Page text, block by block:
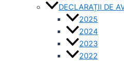
DECLARAȚII DE
2025
2024
2023
2022